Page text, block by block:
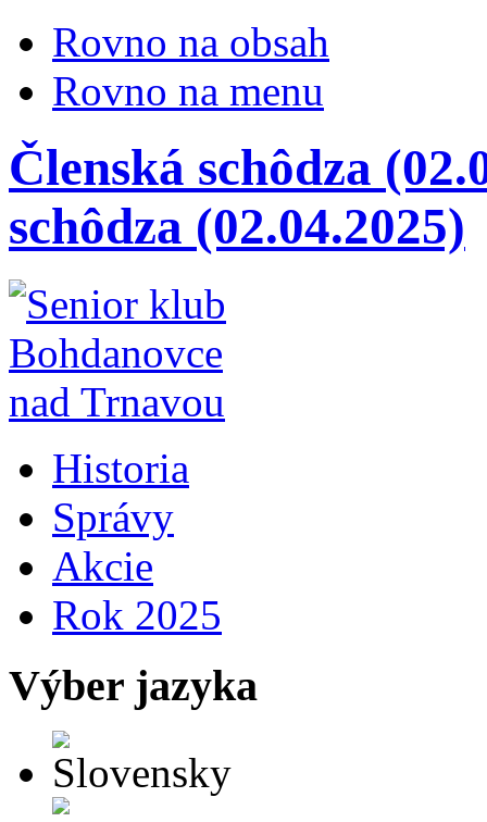
Rovno na obsah
Rovno na menu
Členská schôdza
schôdza (02.04.2025)
Historia
Správy
Akcie
Rok 2025
Výber jazyka